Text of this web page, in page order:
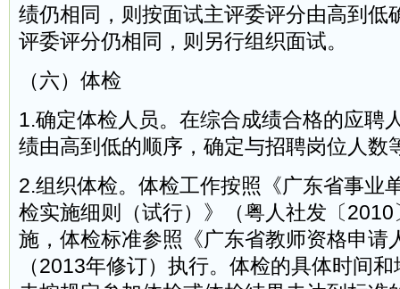
绩仍相同，则按面试主评委评分由高到低
评委评分仍相同，则另行组织面试。
（六）体检
1.确定体检人员。在综合成绩合格的应聘
绩由高到低的顺序，确定与招聘岗位人数
2.组织体检。体检工作按照《广东省事业
检实施细则（试行）》（粤人社发〔
施，体检标准参照《广东省教师资格申请
（2013年修订）执行。体检的具体时间